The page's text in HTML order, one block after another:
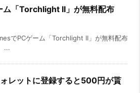
ム「Torchlight II」が無料配布
でPCゲーム「Torchlight II」が無料配布
...
レットに登録すると500円が貰